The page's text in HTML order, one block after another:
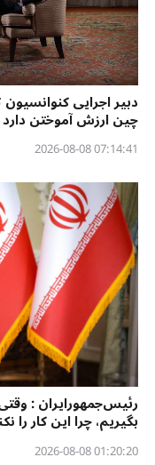
دبیر اجرایی
چین ارزش آموختن دارد
07:14:41 2026-08-08
رئیس‌جمهورایران :
بگیریم، چرا این کار را
01:20:20 2026-08-08